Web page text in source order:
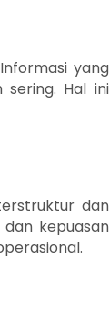
yang
Hal ini
dan
kepuasan